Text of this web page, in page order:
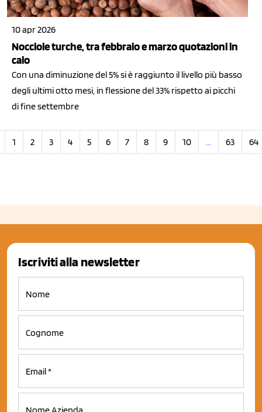
10 apr 2026
Nocciole turche, tra febbraio e marzo quotazioni in
calo
Con una diminuzione del 5% si è raggiunto il livello più basso
degli ultimi otto mesi, in flessione del 33% rispetto ai picchi
di fine settembre
1 2 3 4 5 6 7 8 9 10 ... 63 64
Iscriviti alla newsletter